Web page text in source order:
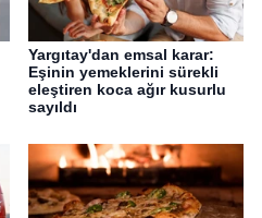
Yargıtay'dan emsal karar:
Eşinin yemeklerini sürekli
eleştiren koca ağır kusurlu
sayıldı